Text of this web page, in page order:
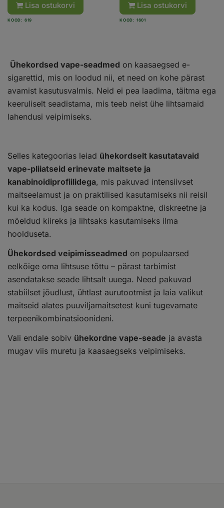
KOOD: 619
Lisa ostukorvi
KOOD: 1601
Lisa ostukorvi
Ühekordsed vape-seadmed on kaasaegsed e-
sigarettid, mis on loodud nii, et need on kohe pärast
avamist kasutusvalmis. Neid ei pea laadima, täitma ega
keeruliselt seadistama, mis teeb neist ühe lihtsamaid
lahendusi veipimiseks.
Selles kategoorias leiad ühekordselt kasutatavaid
vape-pliiatseid erinevate maitsete ja
kanabinoidiprofiilidega, mis pakuvad intensiivset
maitseelamust ja on praktilised kasutamiseks nii reisil
kui ka kodus. Iga seade on kompaktne, diskreetne ja
mõeldud kiireks ja lihtsaks kasutamiseks ilma
hoolduseta.
Ühekordsed veipimisseadmed on populaarsed
eelkõige oma lihtsuse tõttu – pärast tarbimist
asendatakse seade lihtsalt uuega. Need pakuvad
stabiilset jõudlust, ühtlast aurutootmist ja laia valikut
maitseid alates puuviljamaitsetest kuni tugevamate
terpeenikombinatsioonideni.
Vali endale sobiv ühekordne vape-seade ja avasta
mugav viis muretu ja kaasaegseks veipimiseks.